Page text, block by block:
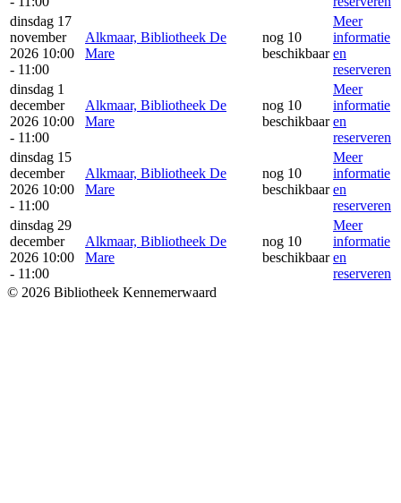
dinsdag 17
november
2026 10:00
- 11:00
Alkmaar, Bibliotheek De
Mare
nog 10
beschikbaar
Meer
informatie
en
reserveren
dinsdag 1
december
2026 10:00
- 11:00
Alkmaar, Bibliotheek De
Mare
nog 10
beschikbaar
Meer
informatie
en
reserveren
dinsdag 15
december
2026 10:00
- 11:00
Alkmaar, Bibliotheek De
Mare
nog 10
beschikbaar
Meer
informatie
en
reserveren
dinsdag 29
december
2026 10:00
- 11:00
Alkmaar, Bibliotheek De
Mare
nog 10
beschikbaar
Meer
informatie
en
reserveren
© 2026 Bibliotheek Kennemerwaard